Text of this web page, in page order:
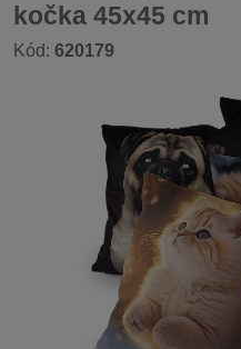
kočka 45x45 cm
Kód: 620179